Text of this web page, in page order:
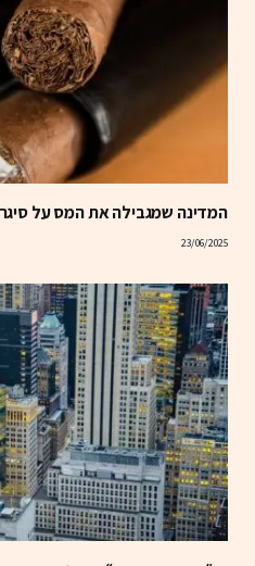
המדינה שמגבילה את המס על
23/06/2025